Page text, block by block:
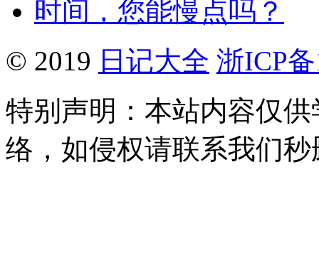
时间，您能慢点吗？
© 2019 日记大全 浙ICP
特别声明：本站内容仅
络，如侵权请联系我们秒